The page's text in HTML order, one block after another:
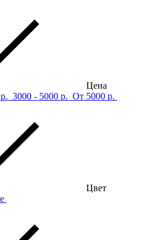
Цена
3000 - 5000 р. От 5000 р.
Цвет